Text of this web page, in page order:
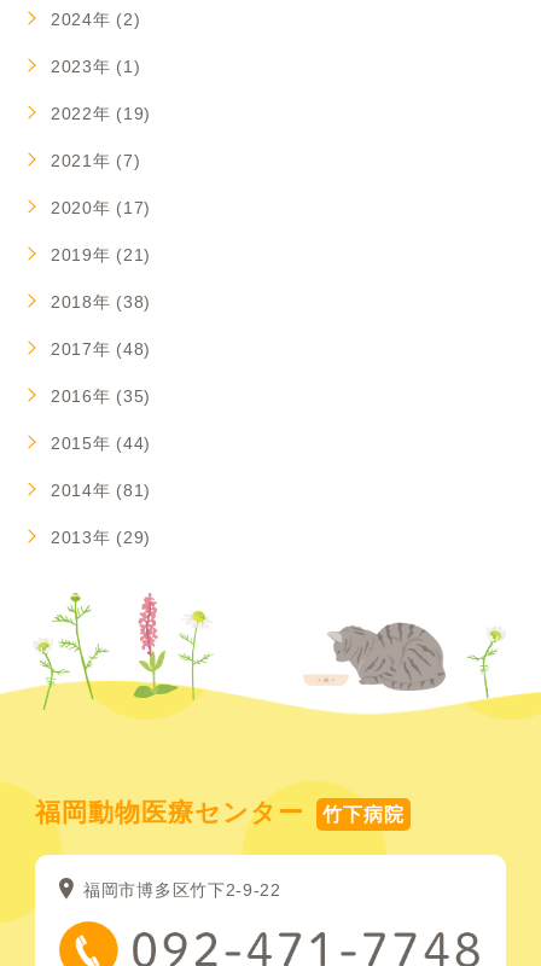
2024年 (2)
2023年 (1)
2022年 (19)
2021年 (7)
2020年 (17)
2019年 (21)
2018年 (38)
2017年 (48)
2016年 (35)
2015年 (44)
2014年 (81)
2013年 (29)
福岡動物医療センター 竹下病院
福岡市博多区竹下2-9-22